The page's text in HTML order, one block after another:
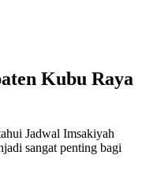
Kubu Raya
Jadwal Imsakiyah
sangat penting bagi